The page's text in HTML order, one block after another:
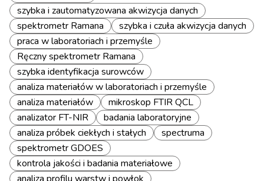
szybka i zautomatyzowana akwizycja danych
spektrometr Ramana
szybka i czuła akwizycja danych
praca w laboratoriach i przemyśle
Ręczny spektrometr Ramana
szybka identyfikacja surowców
analiza materiałów w laboratoriach i przemyśle
analiza materiałów
mikroskop FTIR QCL
analizator FT-NIR
badania laboratoryjne
analiza próbek ciekłych i stałych
spectruma
spektrometr GDOES
kontrola jakości i badania materiałowe